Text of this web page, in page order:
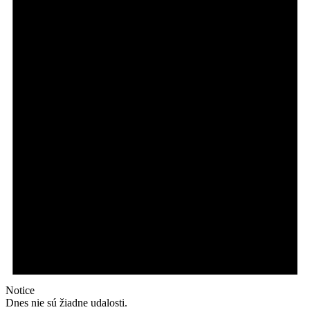
Notice
Dnes nie sú žiadne udalosti.